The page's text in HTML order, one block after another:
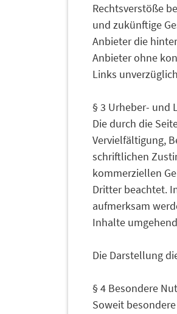
Rechtsverstöße
und zukünftige
Anbieter die
Anbieter ohne
Links
§ 3 Urheber- und
Die durch die
Vervielfältigung,
schriftlichen
kommerziellen
Dritter beachtet.
aufmerksam
Inhalte
Die Darstellung
§ 4 Besondere
Soweit